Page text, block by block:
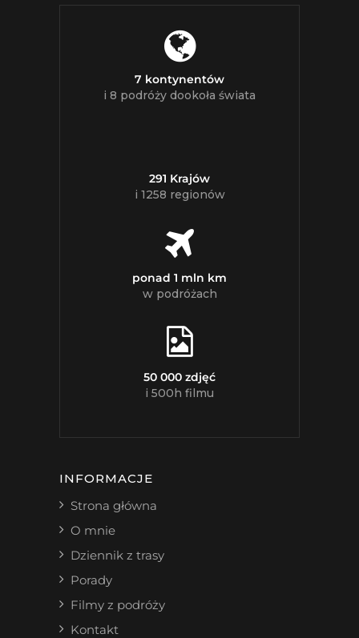
7 kontynentów
i 8 podróży dookoła świata
291 Krajów
i 1258 regionów
ponad 1 mln km
w podróżach
50 000 zdjęć
i 500h filmu
INFORMACJE
Strona główna
O mnie
Dziennik z trasy
Porady
Filmy z podróży
Kontakt